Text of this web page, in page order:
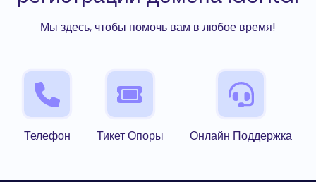
Мы здесь, чтобы помочь вам в любое время!
Телефон Тикет Опоры Онлайн Поддержка